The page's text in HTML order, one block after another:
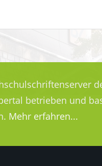
betrieben und
Mehr erfahren...